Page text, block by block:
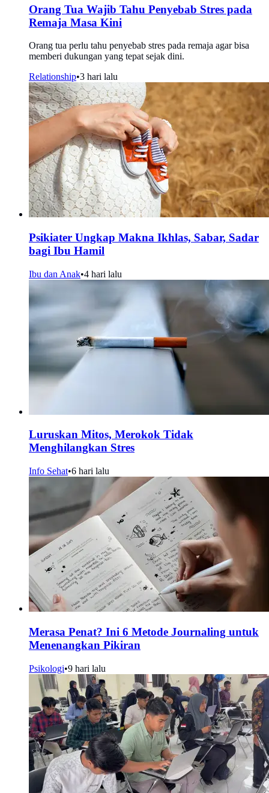
Orang Tua Wajib Tahu Penyebab Stres pada
Remaja Masa Kini
Orang tua perlu tahu penyebab stres pada remaja agar bisa
memberi dukungan yang tepat sejak dini.
Relationship•3 hari lalu
Psikiater Ungkap Makna Ikhlas, Sabar, Sadar
bagi Ibu Hamil
Ibu dan Anak•4 hari lalu
Luruskan Mitos, Merokok Tidak
Menghilangkan Stres
Info Sehat•6 hari lalu
Merasa Penat? Ini 6 Metode Journaling untuk
Menenangkan Pikiran
Psikologi•9 hari lalu